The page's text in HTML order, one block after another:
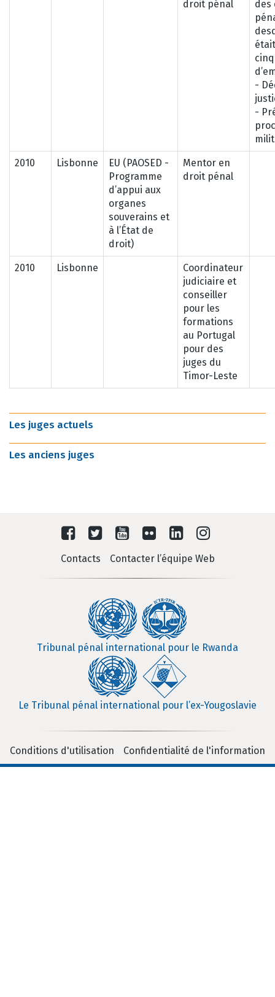
droit pénal
des
-
-
2010 Lisbonne
EU (PAOSED -
Programme
d’appui aux
organes
souverains et
à l’État de
droit)
Mentor en
droit pénal
2010 Lisbonne
Coordinateur
judiciaire et
conseiller
pour les
formations
au Portugal
pour des
juges du
Timor-Leste
Les juges actuels
Les anciens juges
Contacts Contacter l’équipe Web
Tribunal pénal international pour le Rwanda
Le Tribunal pénal international pour l’ex-Yougoslavie
Conditions d'utilisation Confidentialité de l'information